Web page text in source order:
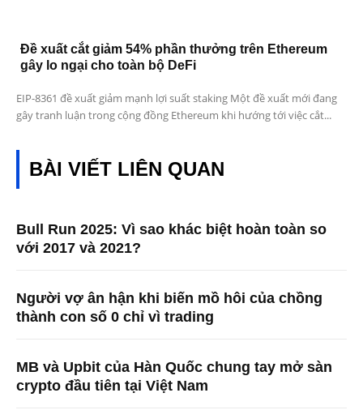
Đề xuất cắt giảm 54% phần thưởng trên Ethereum
gây lo ngại cho toàn bộ DeFi
EIP-8361 đề xuất giảm mạnh lợi suất staking Một đề xuất mới đang
gây tranh luận trong cộng đồng Ethereum khi hướng tới việc cắt...
BÀI VIẾT LIÊN QUAN
Bull Run 2025: Vì sao khác biệt hoàn toàn so
với 2017 và 2021?
Người vợ ân hận khi biến mồ hôi của chồng
thành con số 0 chỉ vì trading
MB và Upbit của Hàn Quốc chung tay mở sàn
crypto đầu tiên tại Việt Nam